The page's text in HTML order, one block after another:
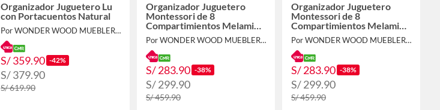
Organizador Juguetero Lu
con Portacuentos Natural
Por WONDER WOOD MUEBLERIA
S/ 359.90 -42%
S/ 379.90
S/ 619.90
Organizador Juguetero
Montessori de 8
Compartimientos Melamina
Blanca
Por WONDER WOOD MUEBLERIA
S/ 283.90 -38%
S/ 299.90
S/ 459.90
Organizador Juguetero
Montessori de 8
Compartimientos Melamina
Blanca/Natural
Por WONDER WOOD MUEBLERIA
S/ 283.90 -38%
S/ 299.90
S/ 459.90